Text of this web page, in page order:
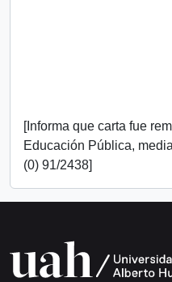
[Informa que carta fue
Educación Pública,
(0) 91/2438]